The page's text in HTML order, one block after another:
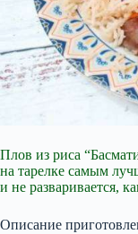
Плов из риса
на тарелке самым
и не разваривается,
Описание